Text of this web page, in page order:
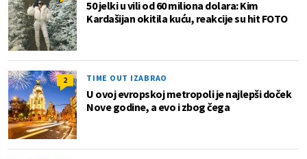
50 jelki u vili od 60 miliona dolara: Kim
Kardašijan okitila kuću, reakcije su hit FOTO
2 TIME OUT IZABRAO
U ovoj evropskoj metropoli je najlepši doček
Nove godine, a evo i zbog čega